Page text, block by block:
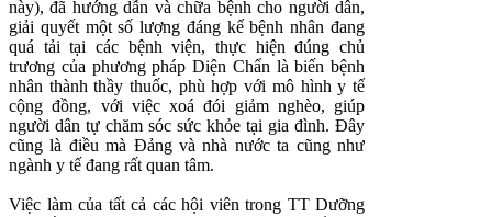
này), đã hướng dẫn và chữa bệnh cho người dân,
giải quyết một số lượng đáng kể bệnh nhân đang
quá tải tại các bệnh viện, thực hiện đúng chủ
trương của phương pháp Diện Chẩn là biến bệnh
nhân thành thầy thuốc, phù hợp với mô hình y tế
cộng đồng, với việc xoá đói giảm nghèo, giúp
người dân tự chăm sóc sức khỏe tại gia đình. Đây
cũng là điều mà Đảng và nhà nước ta cũng như
ngành y tế đang rất quan tâm.
Việc làm của tất cả các hội viên trong TT Dưỡng